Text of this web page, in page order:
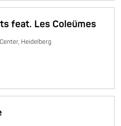
feat. Les Coleümes
Heidelberg